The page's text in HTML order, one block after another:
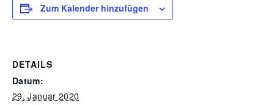
Zum Kalender hinzufügen
DETAILS
Datum:
29. Januar 2020